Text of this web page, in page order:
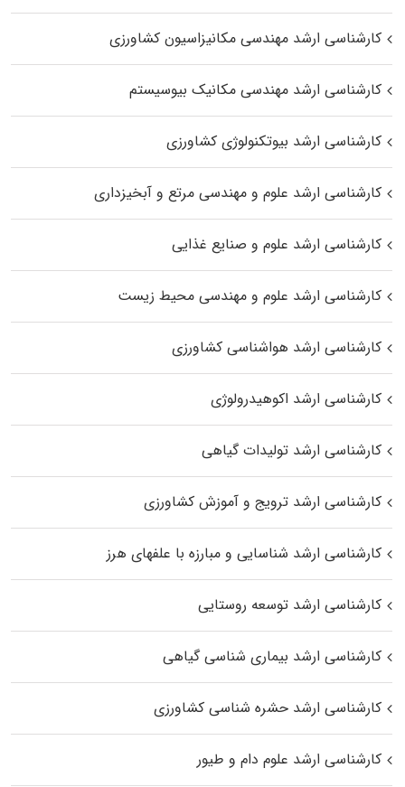
کارشناسی ارشد مهندسی مکانیزاسیون کشاورزی
کارشناسی ارشد مهندسی مکانیک بیوسیستم
کارشناسی ارشد بیوتکنولوژی کشاورزی
کارشناسی ارشد علوم و مهندسی مرتع و آبخیزداری
کارشناسی ارشد علوم و صنایع غذایی
کارشناسی ارشد علوم و مهندسی محیط زیست
کارشناسی ارشد هواشناسی کشاورزی
کارشناسی ارشد اکوهیدرولوژی
کارشناسی ارشد تولیدات گیاهی
کارشناسی ارشد ترویج و آموزش کشاورزی
کارشناسی ارشد شناسایی و مبارزه با علفهای هرز
کارشناسی ارشد توسعه روستایی
کارشناسی ارشد بیماری‌ شناسی گیاهی
کارشناسی ارشد حشره‌ شناسی کشاورزی
کارشناسی ارشد علوم دام و طیور